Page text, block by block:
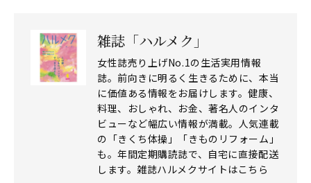
雑誌「ハルメク」
女性誌売り上げNo.1の生活実用情報
誌。前向きに明るく生きるために、本当
に価値ある情報をお届けします。健康、
料理、おしゃれ、お金、著名人のインタ
ビューなど幅広い情報が満載。人気連載
の「きくち体操」「きものリフォーム」
も。年間定期購読誌で、自宅に直接配送
します。雑誌ハルメクサイトはこちら